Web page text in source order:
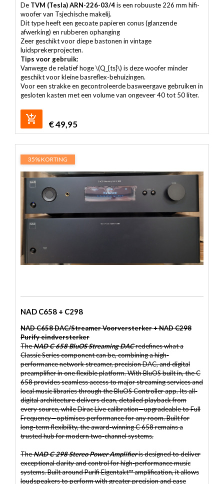
De TVM (Tesla) ARN-226-03/4is een robuuste 226 mm hifi-
woofer van Tsjechische makelij.
Dit type heeft een gecoate papieren conus (glanzende
afwerking) en rubberen ophanging
Zeer geschikt voor diepe bastonen in vintage
luidsprekerprojecten.
Tips voor gebruik:
Vanwege de relatief hoge \(Q_{ts}\) is deze woofer minder
geschikt voor kleine basreflex-behuizingen.
Voor een strakke en gecontroleerde basweergave gebruiken in
gesloten kasten met een volume van ongeveer 40 tot 50 liter.
€49,95
NAD C658 + C298
NAD C658 DAC/Streamer Voorversterker + NAD C298
Purify eindversterker
TheNAD C 658 BluOS Streaming DACredefines what a
Classic Series component can be, combining a high-
performance network streamer, precision DAC, and digital
preamplifier in one flexible platform. With BluOS built in, the C
658 provides seamless access to major streaming services and
local music libraries through the BluOS Controller app. Its all-
digital architecture delivers clean, detailed playback from
every source, while Dirac Live calibration—upgradeable to Full
Frequency—optimises performance for any room. Built for
long-term flexibility, the award-winning C 658 remains a
trusted hub for modern two-channel systems.
TheNAD C 298 Stereo Power Amplifieris designed to deliver
exceptional clarity and control for high-performance music
systems. Built around Purifi Eigentakt™ amplification, it allows
loudspeakers to perform with greater precision and ease
35% KORTING